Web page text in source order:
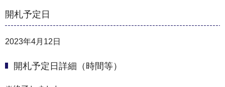
開札予定日
2023年4月12日
開札予定日詳細（時間等）